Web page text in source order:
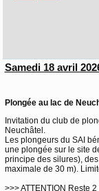
Samedi 18 avril
Plongée au lac de
Invitation du club de
Neuchâtel.
Les plongeurs du SAI
une plongée sur le site
principe des silures),
maximale de 30 m).
>>> ATTENTION Reste